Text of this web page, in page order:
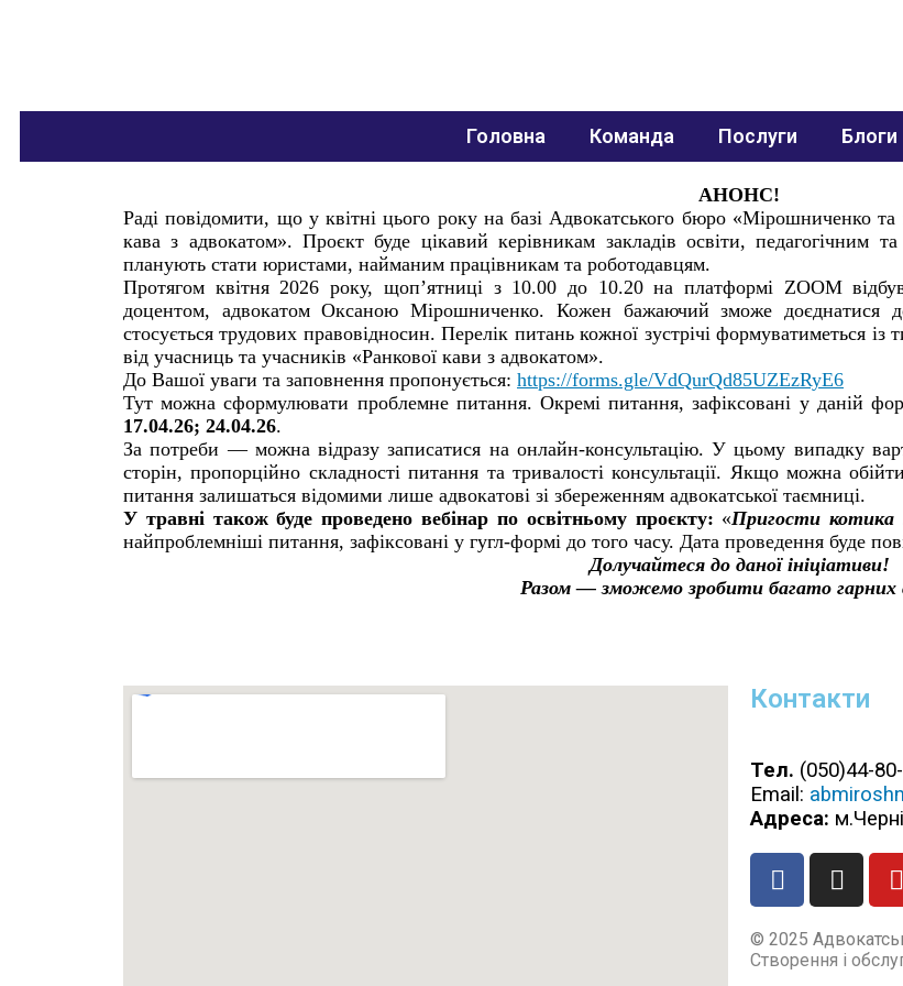
Головна Команда Послуги Блоги
АНОНС!
Раді повідомити, що у квітні цього року на базі Адвокатського бюро «Мірошниченко
кава з адвокатом». Проєкт буде цікавий керівникам закладів освіти, педагогічним
планують стати юристами, найманим працівникам та роботодавцям.
Протягом квітня 2026 року, щоп’ятниці з 10.00 до 10.20 на платформі ZOOM
доцентом, адвокатом Оксаною Мірошниченко. Кожен бажаючий зможе доєднатися
стосується трудових правовідносин. Перелік питань кожної зустрічі формуватиметься із
від учасниць та учасників «Ранкової кави з адвокатом».
До Вашої уваги та заповнення пропонується: https://forms.gle/VdQurQd85UZEzRyE6
Тут можна сформулювати проблемне питання. Окремі питання, зафіксовані у даній
17.04.26; 24.04.26.
За потреби — можна відразу записатися на онлайн-консультацію. У цьому випадку
сторін, пропорційно складності питання та тривалості консультації. Якщо можна
питання залишаться відомими лише адвокатові зі збереженням адвокатської таємниці.
У травні також буде проведено вебінар по освітньому проєкту: «Пригости котика
найпроблемніші питання, зафіксовані у гугл-формі до того часу. Дата проведення буде
Долучайтеся до даної ініціативи!
Разом — зможемо зробити багато гарних
Контакти
Тел. (050)44-
Email:
Адреса:
© 2025
Створення і